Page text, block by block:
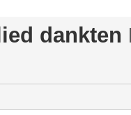
dankten